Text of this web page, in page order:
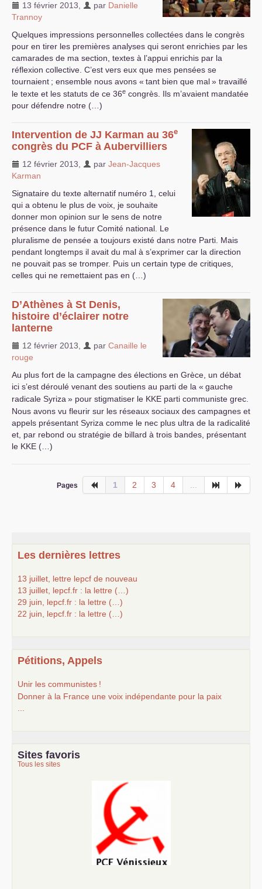
13 février 2013 par Danielle
Trannoy
Quelques impressions personnelles collectées dans le congrès
pour en tirer les premières analyses qui seront enrichies par les
camarades de ma section, textes à l’appui enrichis par la
réflexion collective. C’est vers eux que mes pensées se
tournaient ; ensemble nous avons « tant bien que mal» travaillé
le texte et les statuts de ce 36e congrès. Ils m’avaient mandatée
pour défendre notre (…)
Intervention de JJ Karman au 36e
congrès du PCF à Aubervilliers
12 février 2013 par Jean-Jacques
Karman
Signataire du texte alternatif numéro 1, celui
qui a obtenu le plus de voix, je souhaite
donner mon opinion sur le sens de notre
présence dans le futur Comité national. Le
pluralisme de pensée a toujours existé dans notre Parti. Mais
pendant longtemps il avait du mal à s’exprimer car la direction
ne pouvait pas se tromper. Puis un certain type de critiques,
celles qui ne remettaient pas en (…)
D’Athènes à St Denis,
histoire d’éclairer notre
lanterne
12 février 2013 par Canaille le
rouge
Au plus fort de la campagne des élections en Grèce, un débat
ici s’est déroulé venant des soutiens au parti de la « gauche
radicale Syriza » pour stigmatiser le KKE parti communiste grec.
Nous avons vu fleurir sur les réseaux sociaux des campagnes et
appels présentant Syriza comme le nec plus ultra de la radicalité
et, par rebond ou stratégie de billard à trois bandes, présentant
le KKE (…)
Pages 1 2 3 4
Les dernières lettres
13 juillet, lettre lepcf de nouveau
13 juillet, lepcf.fr : la lettre (…)
29 juin, lepcf.fr : la lettre (…)
22 juin, lepcf.fr : la lettre (…)
Pétitions, Appels
Unir les communistes !
Donner à la France une voix indépendante pour la paix
Sites favoris
Tous les sites
Le Vénissian